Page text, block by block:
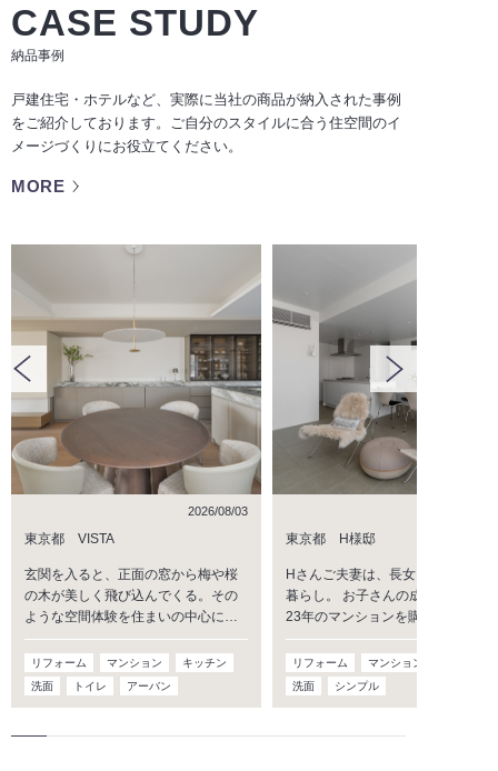
CASE STUDY
納品事例
戸建住宅・ホテルなど、実際に当社の商品が納入された事例
をご紹介しております。ご自分のスタイルに合う住空間のイ
メージづくりにお役立てください。
MORE
2026/08/03
東京都 VISTA
玄関を入ると、正面の窓から梅や桜
の木が美しく飛び込んでくる。その
ような空間体験を住まいの中心に…
リフォーム マンション
キッチン
洗面
トイレ アーバン
東京都 H様邸
Hさんご夫妻は、長女・長男との4
暮らし。 お子さんの成長を機に、
23年のマンションを購入し…
リフォーム マンション
洗面
シンプル